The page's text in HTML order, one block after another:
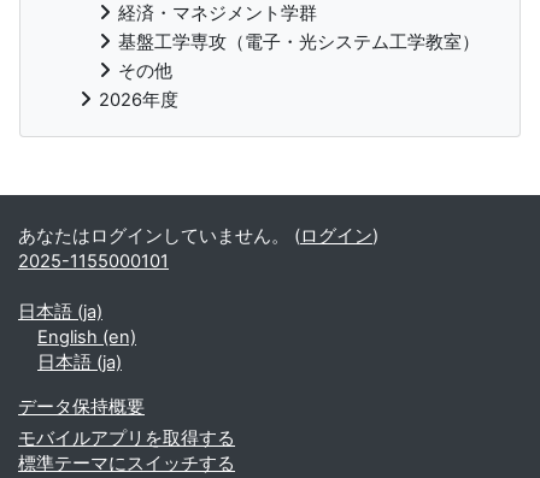
経済・マネジメント学群
基盤工学専攻（電子・光システム工学教室）
その他
2026年度
補助ブロック
あなたはログインしていません。 (ログイン)
2025-1155000101
日本語 ‎(ja)‎
English ‎(en)‎
日本語 ‎(ja)‎
データ保持概要
モバイルアプリを取得する
標準テーマにスイッチする